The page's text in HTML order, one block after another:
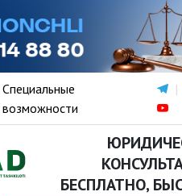
Специальные
возможности
БЕСПЛАТНО,